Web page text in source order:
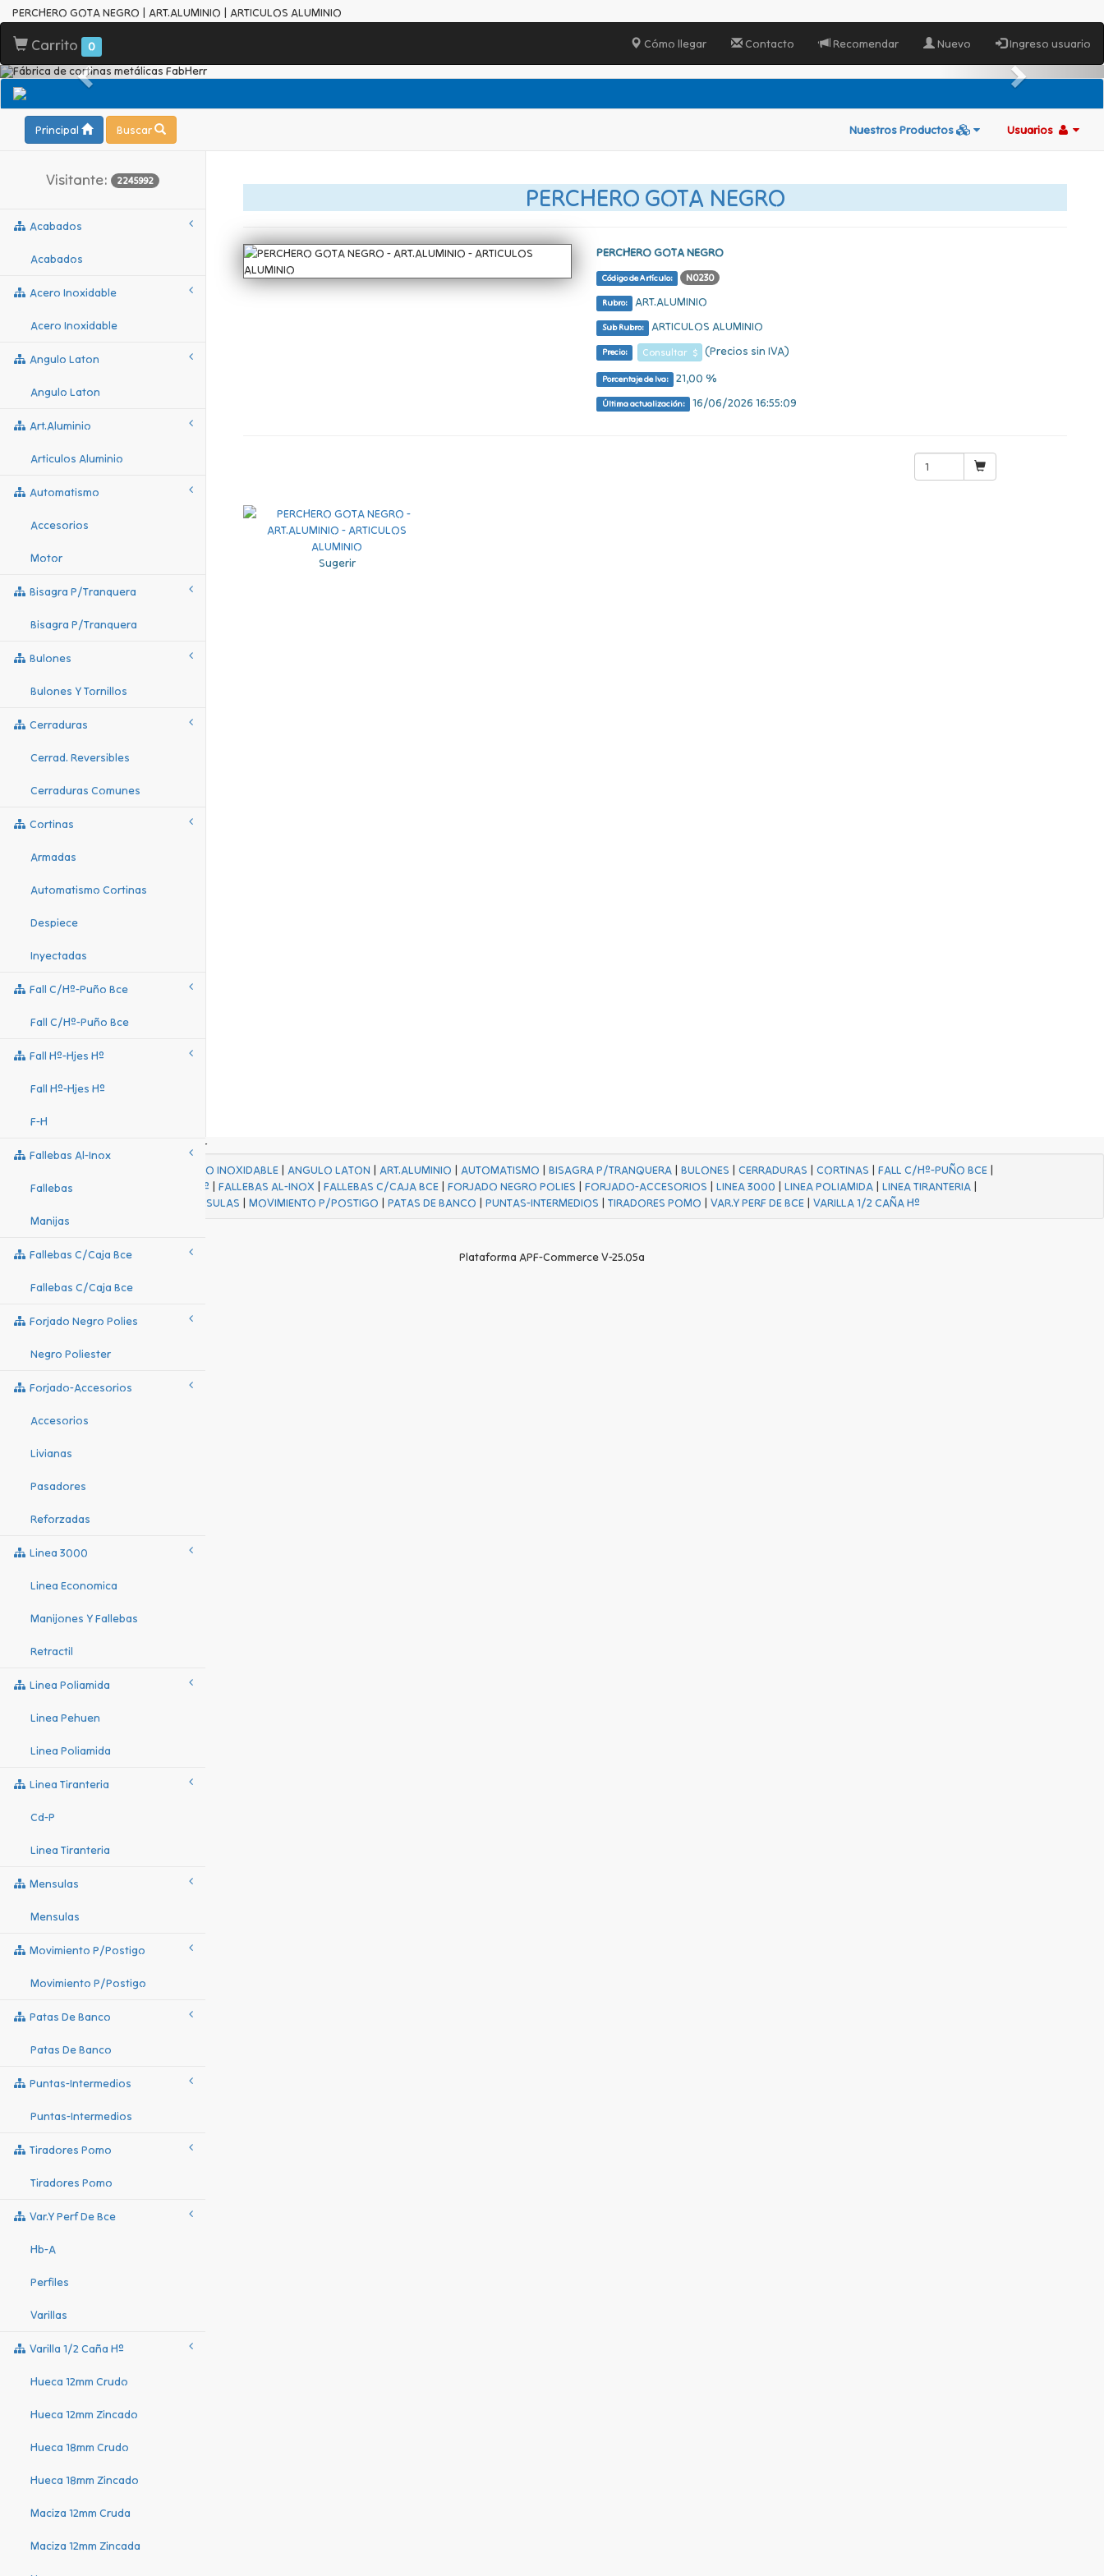
PERCHERO GOTA NEGRO | ART.ALUMINIO | ARTICULOS ALUMINIO
Carrito 0 Cómo llegar Contacto Recomendar Nuevo Ingreso usuario
Principal Buscar Nuestros Productos Usuarios
Visitante: 2245992
Acabados
Acabados
Acero Inoxidable
Acero Inoxidable
Angulo Laton
Angulo Laton
Art.aluminio
Articulos Aluminio
Automatismo
Accesorios
Motor
Bisagra P/tranquera
Bisagra P/tranquera
Bulones
Bulones Y Tornillos
Cerraduras
Cerrad. Reversibles
Cerraduras Comunes
Cortinas
Armadas
Automatismo Cortinas
Despiece
Inyectadas
Fall C/hº-Puño Bce
Fall C/hº-Puño Bce
Fall Hº-Hjes Hº
Fall Hº-Hjes Hº
F-H
Fallebas Al-Inox
Fallebas
Manijas
Fallebas C/caja Bce
Fallebas C/caja Bce
Forjado Negro Polies
Negro Poliester
Forjado-Accesorios
Accesorios
Livianas
Pasadores
Reforzadas
Linea 3000
Linea Economica
Manijones Y Fallebas
Retractil
Linea Poliamida
Linea Pehuen
Linea Poliamida
Linea Tiranteria
Cd-P
Linea Tiranteria
Mensulas
Mensulas
Movimiento P/postigo
Movimiento P/postigo
Patas De Banco
Patas De Banco
Puntas-Intermedios
Puntas-Intermedios
Tiradores Pomo
Tiradores Pomo
Var.y Perf De Bce
Hb-A
Perfiles
Varillas
Varilla 1/2 Caña Hº
Hueca 12mm Crudo
Hueca 12mm Zincado
Hueca 18mm Crudo
Hueca 18mm Zincado
Maciza 12mm Cruda
Maciza 12mm Zincada
PERCHERO GOTA NEGRO
PERCHERO GOTA NEGRO
Código de Artículo: N0230
Rubro: ART.ALUMINIO
Sub Rubro: ARTICULOS ALUMINIO
Precio: Consultar $ (Precios sin IVA)
Porcentaje de Iva: 21,00 %
Última actualización: 16/06/2026 16:55:09
Sugerir
ACERO INOXIDABLE| ANGULO LATON | ART.ALUMINIO | AUTOMATISMO | BISAGRA P/TRANQUERA| BULONES | CERRADURAS | CORTINAS | FALL C/Hº-PUÑO BCE|
FALL Hº-HJES Hº |FALLEBAS AL-INOX |FALLEBAS C/CAJA BCE |FORJADO NEGRO POLIES |FORJADO-ACCESORIOS |LINEA 3000 |LINEA POLIAMIDA |LINEA TIRANTERIA |
MENSULAS | MOVIMIENTO P/POSTIGO | PATAS DE BANCO | PUNTAS-INTERMEDIOS | TIRADORES POMO | VAR.Y PERF DE BCE| VARILLA 1/2 CAÑA Hº
Plataforma APF-Commerce V-25.05a